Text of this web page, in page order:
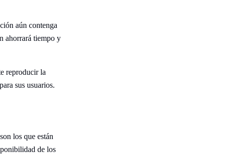
aún contenga
ahorrará tiempo y
reproducir la
sus usuarios.
los que están
de los